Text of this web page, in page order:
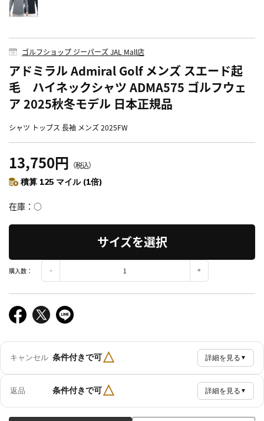
ゴルフショップ ジーパーズ JAL Mall店
アドミラル Admiral Golf メンズ スエード起
毛 ハイネックシャツ ADMA575 ゴルフウェ
ア 2025秋冬モデル 日本正規品
シャツ トップス 長袖 メンズ 2025FW
13,750円 （税込）
積算 125 マイル (1倍)
在庫 ○
サイズを選択
購入数：
キャンセル 条件付きで可△ 詳細を見る ▼
返品 条件付きで可△ 詳細を見る ▼